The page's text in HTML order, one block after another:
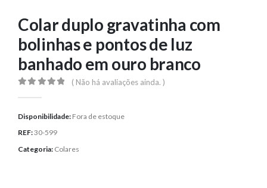
Colar duplo gravatinha com
bolinhas e pontos de luz
banhado em ouro branco
( Não há avaliações ainda. )
Disponibilidade: Fora de estoque
REF:30-599
Categoria: Colares